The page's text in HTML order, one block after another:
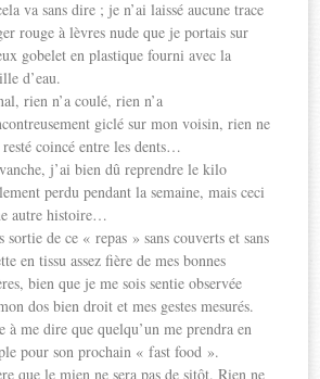
va sans dire ; je n’ai laissé aucune trace
rouge à lèvres nude que je portais sur
gobelet en plastique fourni avec la
d’eau.
rien n’a coulé, rien n’a
giclé sur mon voisin, rien ne
resté coincé entre les dents…
j’ai bien dû reprendre le kilo
perdu pendant la semaine, mais ceci
autre histoire…
sortie de ce « repas » sans couverts et sans
en tissu assez fière de mes bonnes
bien que je me sois sentie observée
dos bien droit et mes gestes mesurés.
à me dire que quelqu’un me prendra en
pour son prochain « fast food ».
que le mien ne sera pas de sitôt. Rien ne